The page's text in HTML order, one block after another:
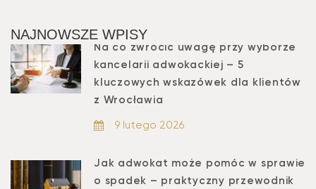
NAJNOWSZE WPISY
Na co zwrócić uwagę przy wyborze
kancelarii adwokackiej – 5
kluczowych wskazówek dla klientów
z Wrocławia
9 lutego 2026
Jak adwokat może pomóc w sprawie
o spadek – praktyczny przewodnik